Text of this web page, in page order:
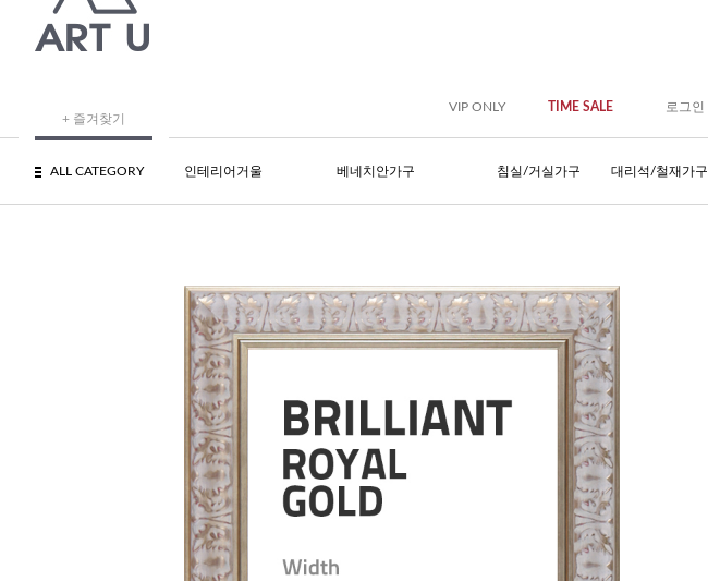
+ 즐겨찾기
VIP ONLY TIME SALE 로그인
ALL CATEGORY 인테리어거울 베네치안가구 침실/거실가구 대리석/철재가구